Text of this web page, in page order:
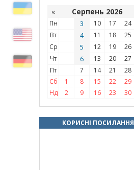
« Серпень 2026
Пн 3 10 17 24
Вт
4 11 18
25
Ср
5 12 19
26
Чт
6 13 20
27
Пт
7 14 21
28
Сб
1 8 15 22
29
Нд
2 9 16 23 30
КОРИСНІ ПОСИЛАННЯ